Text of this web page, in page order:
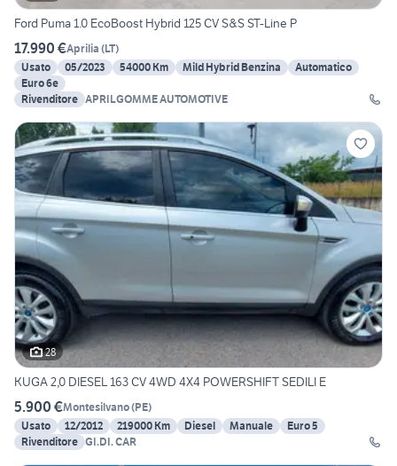
Ford Puma 1.0 EcoBoost Hybrid 125 CV S&S ST-Line P
17.990 €Aprilia (LT)
Usato
05/2023 54000 Km Mild Hybrid Benzina
Automatico
Euro 6e
Rivenditore APRILGOMME AUTOMOTIVE
28
KUGA 2,0 DIESEL 163 CV 4WD 4X4 POWERSHIFT SEDILI E
5.900 €Montesilvano(PE)
Usato
12/2012 219000 Km Diesel Manuale
Euro 5
Rivenditore GI.DI. CAR